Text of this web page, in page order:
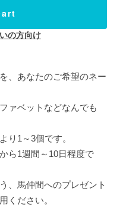
の方向け
、あなたのご希望のネー
ァベットなどなんでも
り1～3個です。
ら1週間～10日程度で
、馬仲間へのプレゼント
ください。